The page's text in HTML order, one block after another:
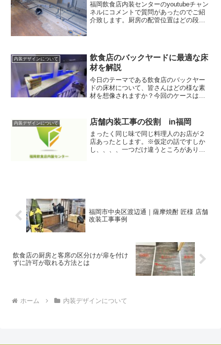
福岡飲食店内装センターのyoutubeチャン
ネルにコメントで質問があったのでご紹
介致します。厨房の配管位置はどの段階
とも設計...
内装デザインについて
飲食店のバックヤードに最適な床
材を解説
今日のテーマである飲食店のバックヤー
ドの床材について、皆さんはどの様な素
材を想像されますか？今回のケースは飲
軽飲食に限ってお話いたします。お店の
カウンターの中の厨房部分の床材や更衣
室や休憩スペースの床材に悩んだら、こ
のブログを参考にしてみてください。塩
ビ製品の床材には大きく分けて2種類あり
フロアだとちょっとよろしくないので私
はあまり、厨房の床にはクッションフロ
素材ですから、突起物などにより外的衝
撃ですぐに破損してしまうのです。表面
のプリントもとても薄く、熱に弱いので
タバコなど落とした場合すぐに溶けてし
まいますから、コスパはよろしく無いか
めです。厨房やバックヤードですから、
内装デザインについて 店舗内装工事の役割 in福岡
まったく同じ味で同じ料理人のお店が２
店あったとします。※仮定の話ですしか
し、、、、一つだけ違うところがありま
福岡市中央区渡辺通｜薩摩焼酎 匠様 店舗
改装工事事例
飲食店の厨房と客席の区分けが扉を付け
ずに許可が取れる方法とは
ホーム 内装デザインについて